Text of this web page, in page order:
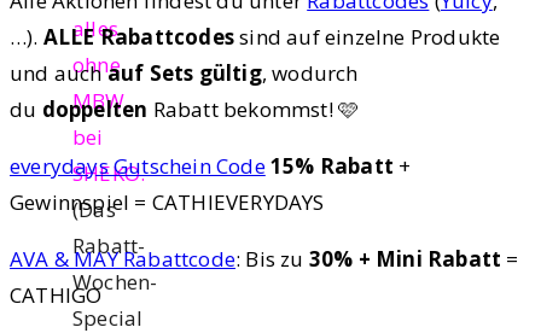
alles
ohne
MBW
bei
SHEKO.
(Das
Rabatt-
Wochen-
Special
…). ALLE Rabattcodessind auf einzelne Produkte
und auchauf Sets gültig, wodurch
du doppelten Rabatt bekommst! 🩷
everydays Gutschein Code15% Rabatt +
Gewinnspiel = CATHIEVERYDAYS
AVA & MAY Rabattcode: Bis zu 30% + Mini Rabatt =
CATHIGO